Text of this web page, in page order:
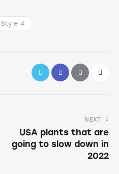
Style 4
NEXT
USA plants that are
going to slow down in
2022